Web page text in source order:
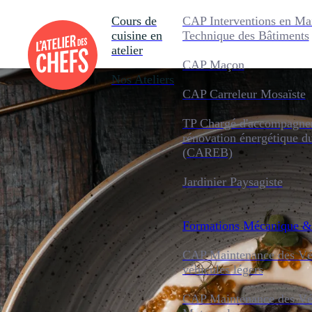
Cours de
cuisine en
atelier
Nos Ateliers
CAP Interventions en
Technique des Bâtiments
CAP Maçon
CAP Carreleur Mosaïste
TP Chargé
rénovation énergétique
(CAREB)
Jardinier Paysagiste
Formations Mécanique
CAP Maintenance des
véhicules légers
CAP Maintenance des